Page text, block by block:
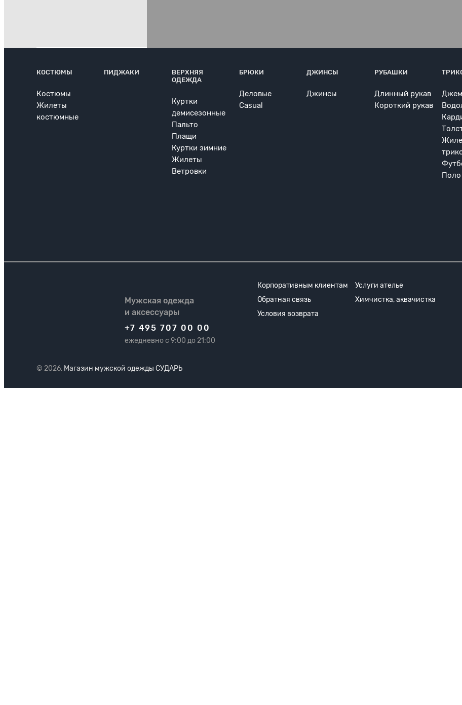
КОСТЮМЫ
Костюмы
Жилеты
костюмные
ПИДЖАКИ
ВЕРХНЯЯ
ОДЕЖДА
Куртки
демисезонные
Пальто
Плащи
Куртки зимние
Жилеты
Ветровки
БРЮКИ
Деловые
Casual
ДЖИНСЫ
Джинсы
РУБАШКИ
Длинный рукав
Короткий рукав
Поло
Мужская одежда
и аксессуары
+7 495 707 00 00
ежедневно с 9:00 до 21:00
Корпоративным клиентам
Услуги ателье
Обратная связь
Химчистка, аквачистка
Условия возврата
© 2026, Магазин мужской одежды СУДАРЬ